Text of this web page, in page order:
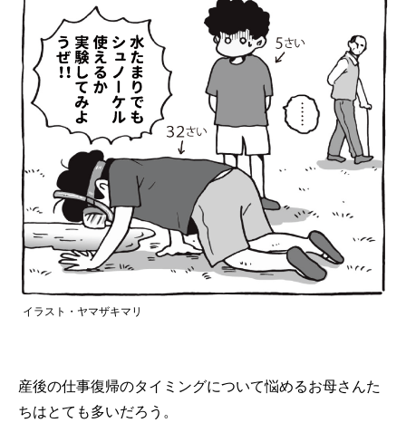
イラスト・ヤマザキマリ
産後の仕事復帰のタイミングについて悩めるお母さんた
ちはとても多いだろう。